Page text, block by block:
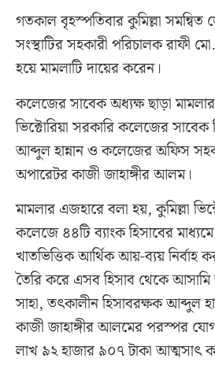
গতকাল বৃহস্পতিবার কুমিল্লা সমন্বিত
সংস্থাটির সহকারী পরিচালক রাফী
হয়ে মামলাটি দায়ের করেন।
কলেজের সাবেক অধ্যক্ষ ছাড়া
ভিক্টোরিয়া সরকারি কলেজের সাবেক
আব্দুল হান্নান ও কলেজের অফিস
অপারেটর কাজী জাহাঙ্গীর আলম।
মামলার এজহারে বলা হয়, কুমিল্লা
কলেজে ৪৪টি ব্যাংক হিসাবের মাধ্যমে
খাতভিত্তিক আর্থিক আয়-ব্যয় নির্বাহ
তৈরি করে এসব হিসাব থেকে
সাহা, তৎকালীন হিসাবরক্ষক আব্দুল
কাজী জাহাঙ্গীর আলমের পরস্পর
লাখ ৯২ হাজার ৯০৭ টাকা আত্মসাৎ